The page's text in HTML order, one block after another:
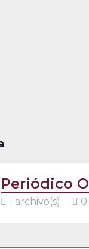
Periódico
1 archivo(s)